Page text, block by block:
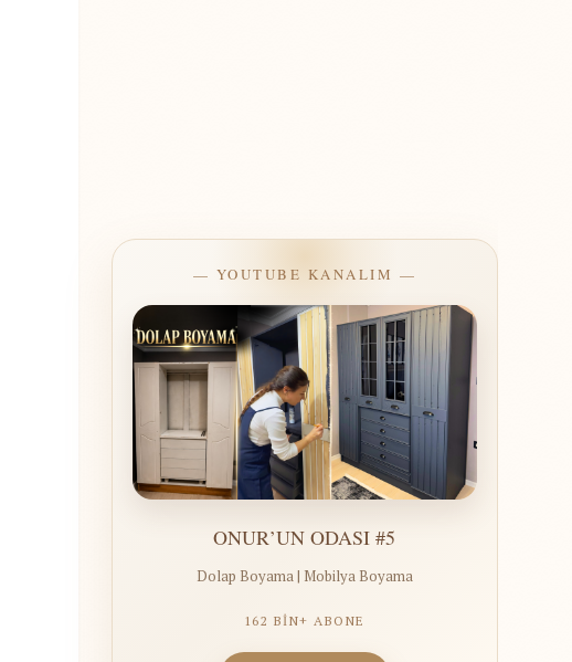
— YOUTUBE KANALIM —
ONUR’UN ODASI #5
Dolap Boyama | Mobilya Boyama
162 BİN+ ABONE